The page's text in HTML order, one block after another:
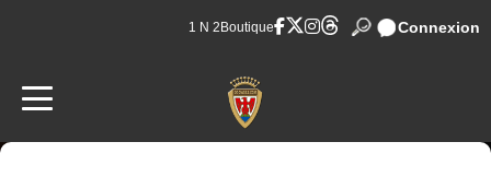
1 N 2 Boutique Connexion